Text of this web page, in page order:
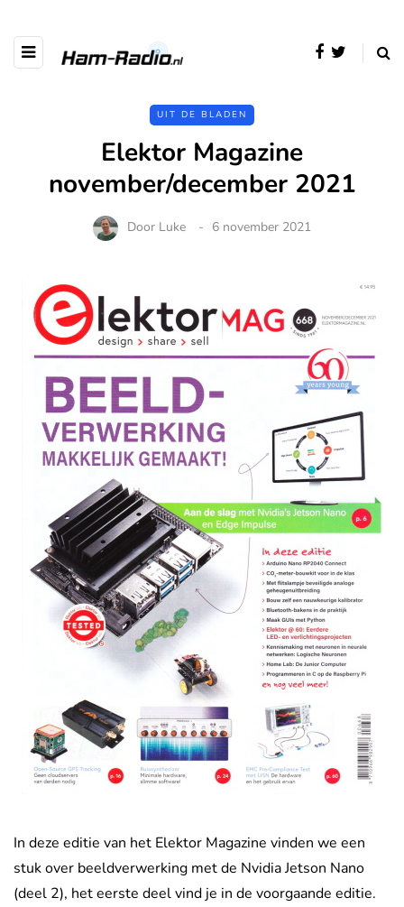
UIT DE BLADEN
Elektor Magazine
november/december 2021
Door Luke 6 november 2021
In deze editie van het Elektor Magazine vinden we een
stuk over beeldverwerking met de Nvidia Jetson Nano
(deel 2), het eerste deel vind je in de voorgaande editie.